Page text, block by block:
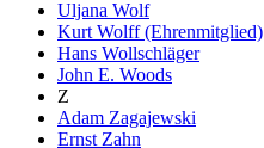
Uljana Wolf
Kurt Wolff (Ehrenmitglied)
Hans Wollschläger
John E. Woods
Z
Adam Zagajewski
Ernst Zahn